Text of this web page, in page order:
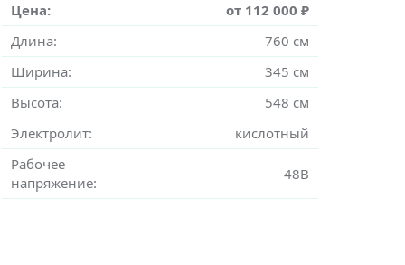
Цена:
от 112 000 ₽
Длина:
760 см
Ширина:
345 см
Высота:
548 см
Электролит:
кислотный
Рабочее
напряжение:
48В